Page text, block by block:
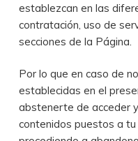
establezcan en las
contratación, uso de
secciones de la Página.
Por lo que en caso de
establecidas en el
abstenerte de acceder
contenidos puestos a tu